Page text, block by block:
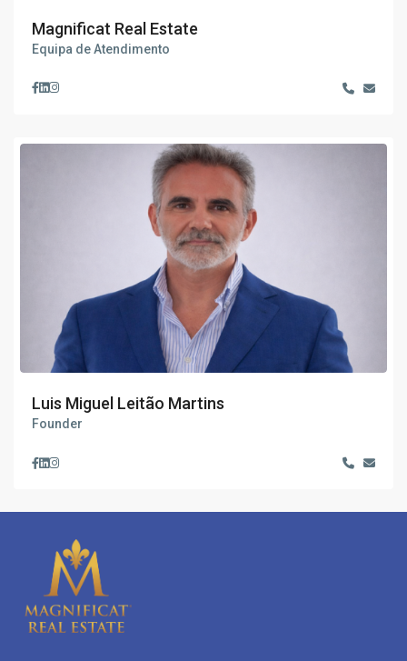
Magnificat Real Estate
Equipa de Atendimento
Luis Miguel Leitão Martins
Founder